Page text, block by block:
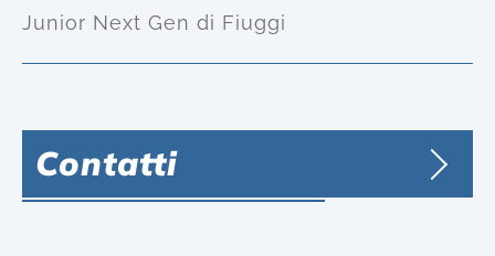
Junior Next Gen di Fiuggi
Contatti